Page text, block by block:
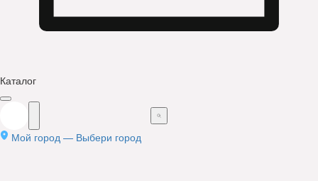
Каталог
Мой город — Выбери город